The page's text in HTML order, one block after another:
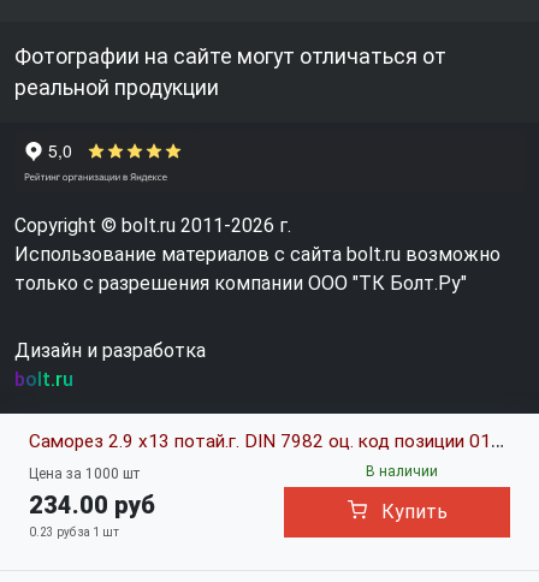
Саморез 2.9 х13 потай.г. DIN 7982 оц. код позиции 0188119
Цена за 1000 шт
234.00 руб
0.23 руб за 1 шт
В наличии
Купить
Фотографии на сайте могут отличаться от
реальной продукции
Copyright © bolt.ru 2011-2026 г.
Использование материалов с сайта bolt.ru возможно
только с разрешения компании ООО "ТК Болт.Ру"
Дизайн и разработка
bolt.ru